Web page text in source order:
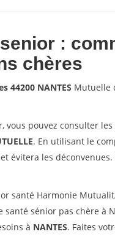
:
chères
44200 NANTES Mutuelle
pouvez consulter
. En utilisant le
évitera les
santé Harmonie
santé sénior pas chère à
à NANTES. Faites